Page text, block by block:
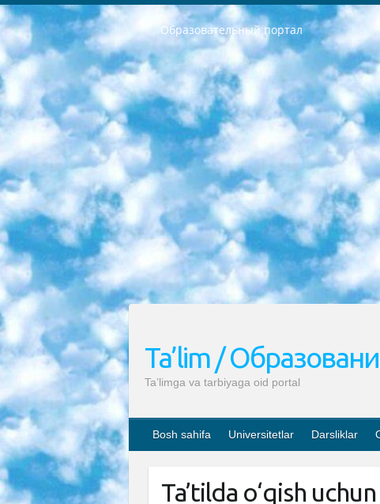
Образовательный портал
РЕСПУБЛИКА УЗБЕКИСТАН МИНИСТРЕРСТВО ДОШКОЛЬНОГО И ШКОЛЬНОГО ОБРАЗОВАНИЯ КОМАНДА в общеобразовательных учреждениях в 2023-2024 учебном году организация и проведение итоговой государственной аттестации обучающихся о Министра дошкольного и школьного образования Республики Узбекистан от 4 марта 2008 года (постановлением Минюста от 20 марта 2008 года № 1778 государственной регистрации) «Итоговое состояние учащихся общего среднего образования на основании положения об утверждении положения об аттестации общего среднего образования выпускной экзамен студентов в образовательных учреждениях в 2023-2024 учебном году В целях организации и прохождения аттестации приказываю: 1. Следующее: перечень предметов, по которым будет проводиться итоговая государственная аттестация и экзамен формы перевода согласно приложению 1; сертификаты международного образца, оценивающие уровень владения иностранными языками перечень согласно приложению 2; 2. Педагогический при специализированных образовательных учреждениях. научно-практический центр квалификации и международной оценки (Д.Давидова) 2024 г. До 25 марта: задания по предметам, по которым будет проводиться итоговая аттестация разработка и утверждение технических условий; итоговая аттестация на основании разработанного предметного задания разработка вопросов по предметам (устно и письменно), экзамен передача; общеобразовательные средние школы и специальные учебные заведения учащиеся выпускных классов школ и интернатов в агентской системе подготовка базы данных экзаменационных материалов и критериев оценки; перевод базы экзаменационных материалов на все языки обучения подать в Республиканский образовательный центр для изготовления; варианты экзаменов на основе разработанных контрольных материалов пусть будут поставлены задачи формирования. 3. Республиканский образовательный центр (Ш.Худайкулов) до 5 апреля 2024 года. до: база данных предоставленных экзаменационных материалов на все языки обучения перевод и экспертиза; для слепых, слабовидящих, глухих, слабослышащих и умственно отсталых детей учащиеся выпускных классов специализированных школ и школ-интернатов база данных экзаменационных материалов на всех преподаваемых языках подготовка критериев оценки; специализированные школы для умственно отсталых детей и технологии для учащихся выпускных классов школ-интернатов разработка соответствующих рекомендаций и критериев проведения ЕГЭ по естествознанию давать задания. 4. Педагогический при специализированных образовательных учреждениях. Научно-практический центр навыков и международной оценки (Д.Давидова), Республика образовательный центр (Худайкулов Ш.) итоговый государственный аттестационный экзамен ориентирован на творческое и логическое мышление при подготовке базы материалов учитывать введение заданий. 5. Следует отметить, что:
Ta’lim /
Ta’limga va tarbiyaga oid portal
Bosh sahifa Universitetlar Darsliklar
Ta’tilda o‘qish